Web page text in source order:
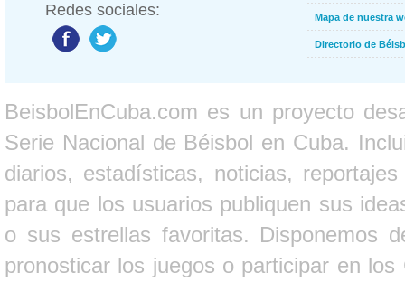
Redes sociales: Mapa de nuestra
Directorio de
BeisbolEnCuba.com es un proyecto
Serie Nacional de Béisbol en Cuba.
diarios, estadísticas, noticias,
para que los usuarios publiquen sus
o sus estrellas favoritas. Disponemos
pronosticar los juegos o participar en